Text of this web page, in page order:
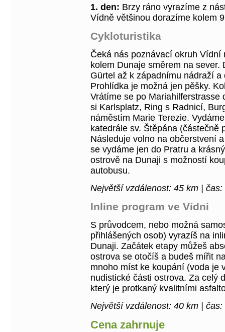
1. den: Brzy ráno vyrazíme z
Vídně většinou dorazíme kolem
Cykloturistika
Čeká nás poznávací okruh
kolem Dunaje směrem na sever.
Gürtel až k západnímu nádraží
Prohlídka je možná jen pěšky.
Vrátíme se po Mariahilferstrasse
si Karlsplatz, Ring s Radnicí,
náměstím Marie Terezie.
katedrále sv. Štěpána (částečně
Následuje volno na občerstvení
se vydáme jen do Pratru a
ostrově na Dunaji s možností
autobusu.
Největší vzdálenost: 45 km |
Inline program ve Vídni
S průvodcem, nebo možná
přihlášených osob) vyrazíš na
Dunaji. Začátek etapy můžeš
ostrova se otočíš a budeš mířit
mnoho míst ke koupání (voda je
nudistické části ostrova. Za celý
který je protkaný kvalitními
Největší vzdálenost: 40 km |
Cena zahrnuje